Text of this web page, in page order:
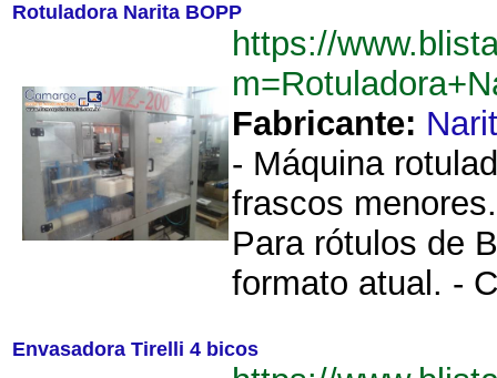
Rotuladora Narita BOPP
https://
Fabricante:
- Máquina
frascos
Para rótulos de
formato atual. -
Envasadora Tirelli 4 bicos